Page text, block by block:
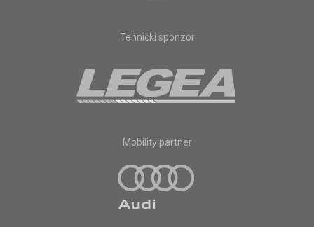
Tehnički sponzor
Mobility partner